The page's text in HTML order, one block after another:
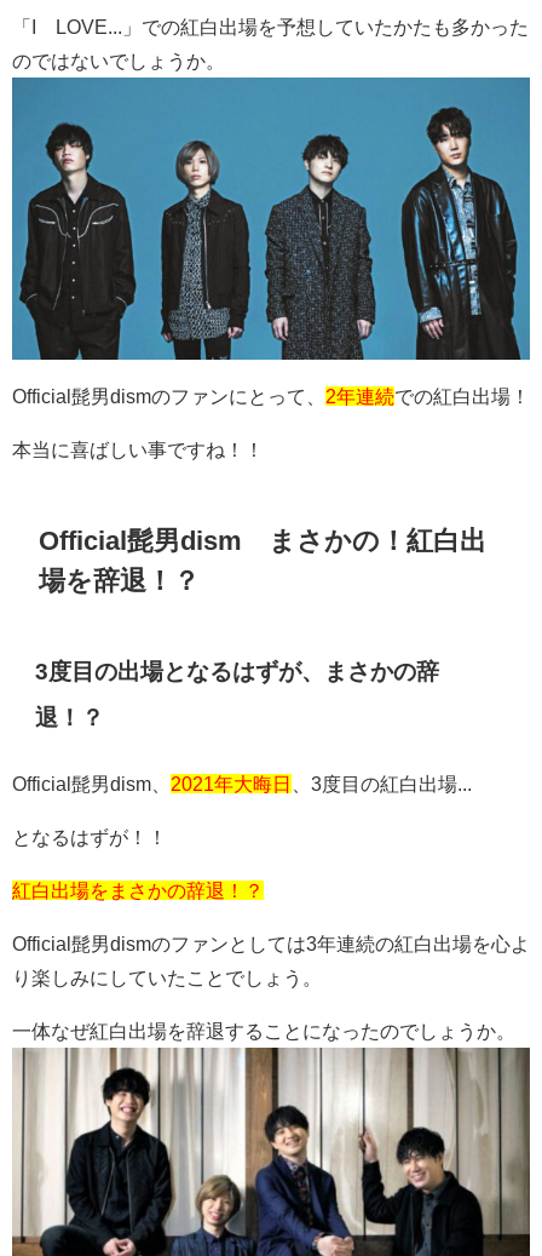
「I LOVE...」での紅白出場を予想していたかたも多かった
のではないでしょうか。
Official髭男dismのファンにとって、 2年連続での紅白出場！
本当に喜ばしい事ですね！！
Official髭男dism まさかの！紅白出
場を辞退！？
3度目の出場となるはずが、まさかの辞
退！？
Official髭男dism、 2021年大晦日 、3度目の紅白出場...
となるはずが！！
紅白出場をまさかの辞退！？
Official髭男dismのファンとしては3年連続の紅白出場を心よ
り楽しみにしていたことでしょう。
一体なぜ紅白出場を辞退することになったのでしょうか。